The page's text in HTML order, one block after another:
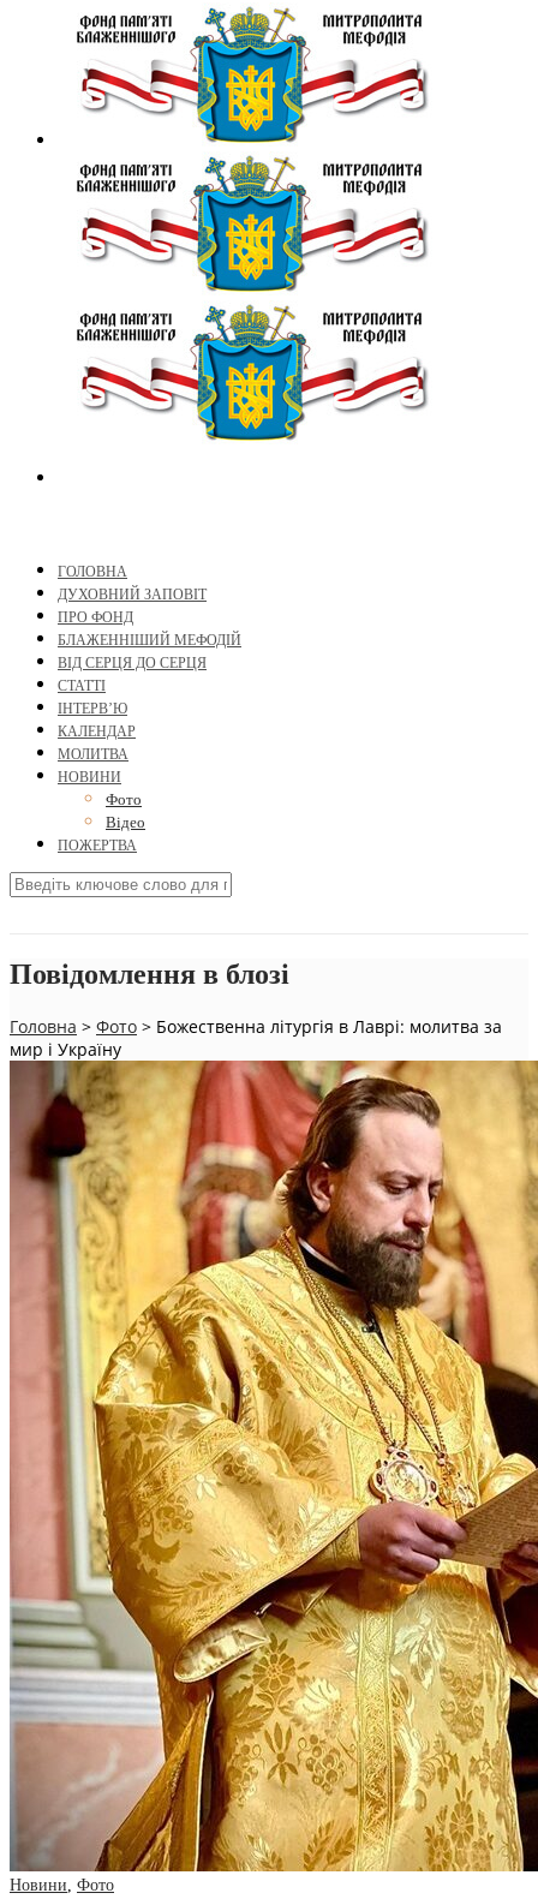
ГОЛОВНА
ДУХОВНИЙ ЗАПОВІТ
ПРО ФОНД
БЛАЖЕННІШИЙ МЕФОДІЙ
ВІД СЕРЦЯ ДО СЕРЦЯ
СТАТТІ
ІНТЕРВ’Ю
КАЛЕНДАР
МОЛИТВА
НОВИНИ
Фото
Відео
ПОЖЕРТВА
Повідомлення в блозі
Головна > Фото > Божественна літургія в Лаврі: молитва за
мир і Україну
Новини Фото